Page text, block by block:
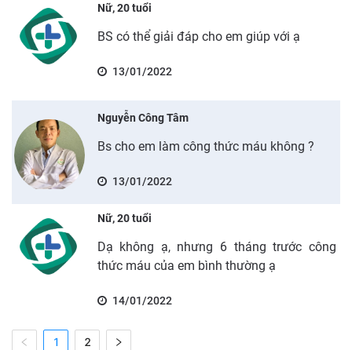
Nữ, 20 tuổi
BS có thể giải đáp cho em giúp với ạ
13/01/2022
Nguyễn Công Tâm
Bs cho em làm công thức máu không ?
13/01/2022
Nữ, 20 tuổi
Dạ không ạ, nhưng 6 tháng trước công
thức máu của em bình thường ạ
14/01/2022
1 2